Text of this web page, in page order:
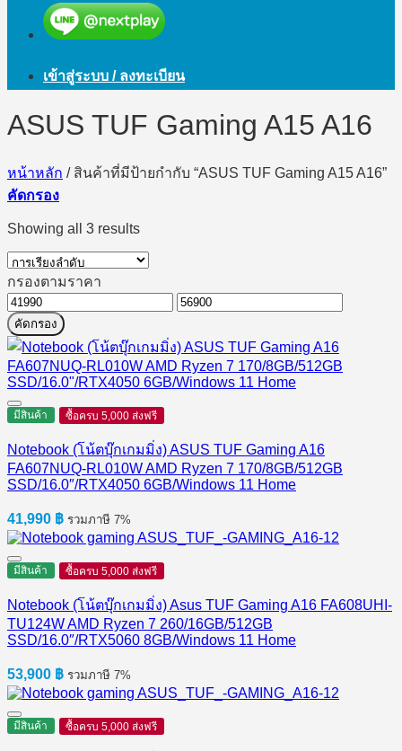
เข้าสู่ระบบ / ลงทะเบียน
ASUS TUF Gaming A15 A16
หน้าหลัก /สินค้าที่มีป้ายกำกับ “ASUS TUF Gaming A15 A16”
คัดกรอง
Showing all 3 results
กรองตามราคา
ราคา
ต่ำ
สุด
ราคา
คัดกรอง
มีสินค้า ซื้อครบ 5,000 ส่งฟรี
Notebook (โน้ตบุ๊กเกมมิ่ง) ASUS TUF Gaming A16
FA607NUQ-RL010W AMD Ryzen 7 170/8GB/512GB
SSD/16.0″/RTX4050 6GB/Windows 11 Home
41,990 ฿ รวมภาษี 7%
มีสินค้า ซื้อครบ 5,000 ส่งฟรี
Notebook (โน้ตบุ๊กเกมมิ่ง) Asus TUF Gaming A16 FA608UHI-
TU124W AMD Ryzen 7 260/16GB/512GB
SSD/16.0″/RTX5060 8GB/Windows 11 Home
53,900 ฿ รวมภาษี 7%
มีสินค้า ซื้อครบ 5,000 ส่งฟรี